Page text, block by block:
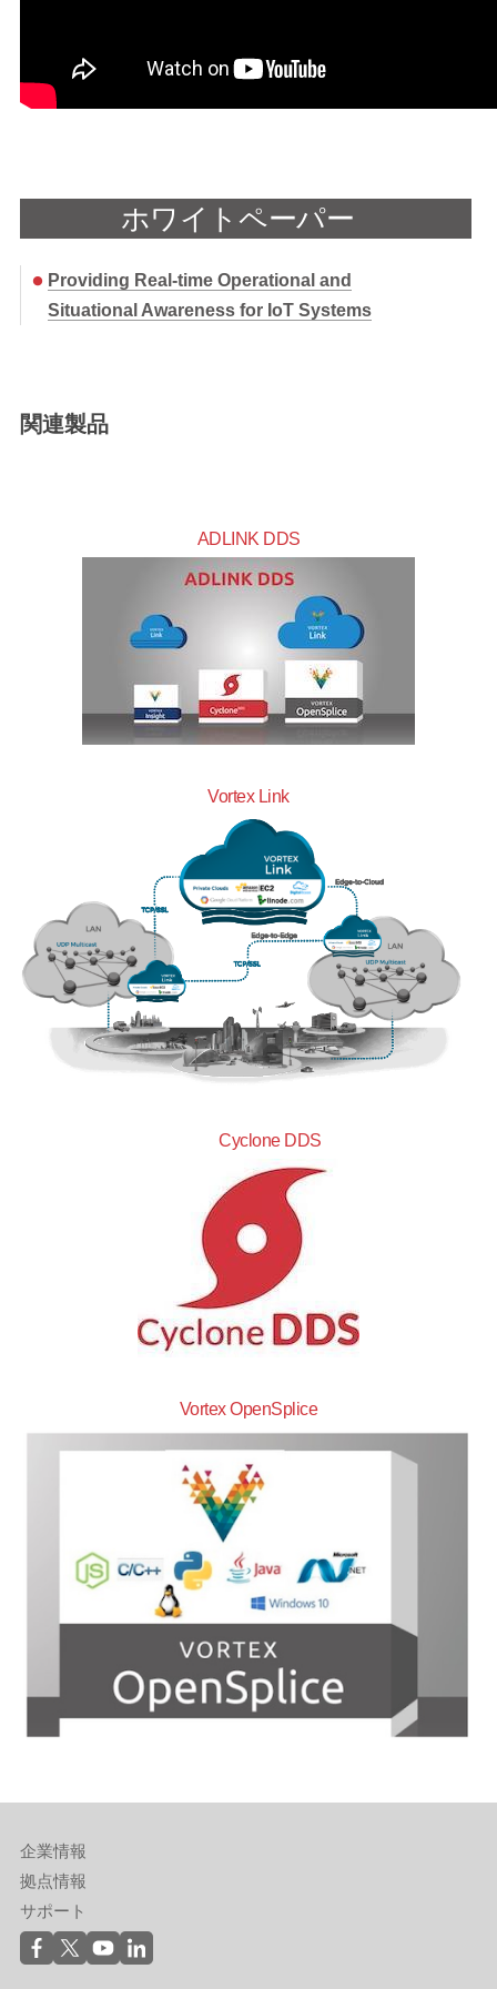
ホワイトペーパー
Providing Real-time Operational and
Situational Awareness for IoT Systems
関連製品
ADLINK DDS
Vortex Link
Cyclone DDS
Vortex OpenSplice
企業情報
拠点情報
サポート